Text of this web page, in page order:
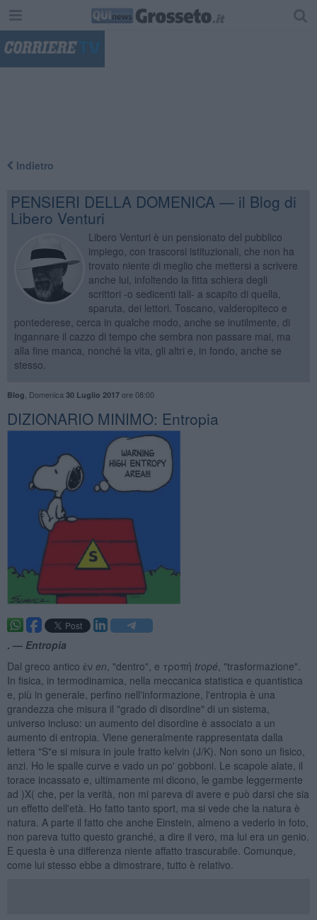
Indietro
PENSIERI DELLA DOMENICA — il Blog di
Libero Venturi
Libero Venturi è un pensionato del pubblico
impiego, con trascorsi istituzionali, che non ha
trovato niente di meglio che mettersi a scrivere
anche lui, infoltendo la fitta schiera degli
scrittori -o sedicenti tali- a scapito di quella,
sparuta, dei lettori. Toscano, valderopiteco e
pontederese, cerca in qualche modo, anche se inutilmente, di
ingannare il cazzo di tempo che sembra non passare mai, ma
alla fine manca, nonché la vita, gli altri e, in fondo, anche se
stesso.
Blog Domenica 30 Luglio 2017ore 08:00
DIZIONARIO MINIMO: Entropia
. — Entropia
Dal greco antico ἐν en , "dentro", e τροπή tropé , "trasformazione".
In fisica, in termodinamica, nella meccanica statistica e quantistica
e, più in generale, perfino nell'informazione, l'entropia è una
grandezza che misura il "grado di disordine" di un sistema,
universo incluso: un aumento del disordine è associato a un
aumento di entropia. Viene generalmente rappresentata dalla
lettera "S"e si misura in joule fratto kelvin (J/K). Non sono un fisico,
anzi. Ho le spalle curve e vado un po' gobboni. Le scapole alate, il
torace incassato e, ultimamente mi dicono, le gambe leggermente
ad )X( che, per la verità, non mi pareva di avere e può darsi che sia
un effetto dell'età. Ho fatto tanto sport, ma si vede che la natura è
natura. A parte il fatto che anche Einstein, almeno a vederlo in foto,
non pareva tutto questo granché, a dire il vero, ma lui era un genio.
E questa è una differenza niente affatto trascurabile. Comunque,
come lui stesso ebbe a dimostrare, tutto è relativo.